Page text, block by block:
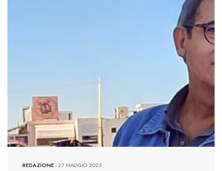
REDAZIONE-27 MAGGIO 2025